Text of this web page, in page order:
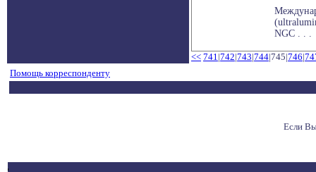
NGC . . .
<< 741|742|743|744|745|746|
Помощь корреспонденту
Если